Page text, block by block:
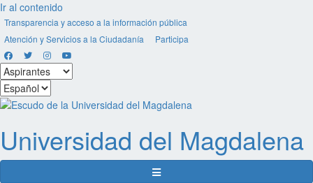
Ir al contenido
Transparencia y acceso a la información pública
Atención y Servicios a la Ciudadanía
Participa
Facebook
TwitterInstagram
Seleccionar
estamento
Seleccionar
idioma
Universidad del Magdalena
Menú de navegación